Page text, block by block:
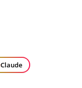
Claude